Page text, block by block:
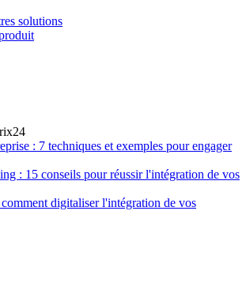
solutions
: 7 techniques et exemples pour engager
: 15 conseils pour réussir l'intégration de vos
digitaliser l'intégration de vos